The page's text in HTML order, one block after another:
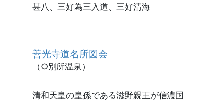
甚八、三好為三入道、三好清海
善光寺道名所図会
（○別所温泉）
清和天皇の皇孫である滋野親王が信濃国